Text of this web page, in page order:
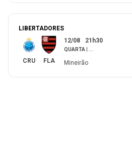
LIBERTADORES
CRU FLA
12/08 21h30
QUARTA
Mineirão